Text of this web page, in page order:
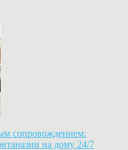
сопровождением:
на дому 24/7